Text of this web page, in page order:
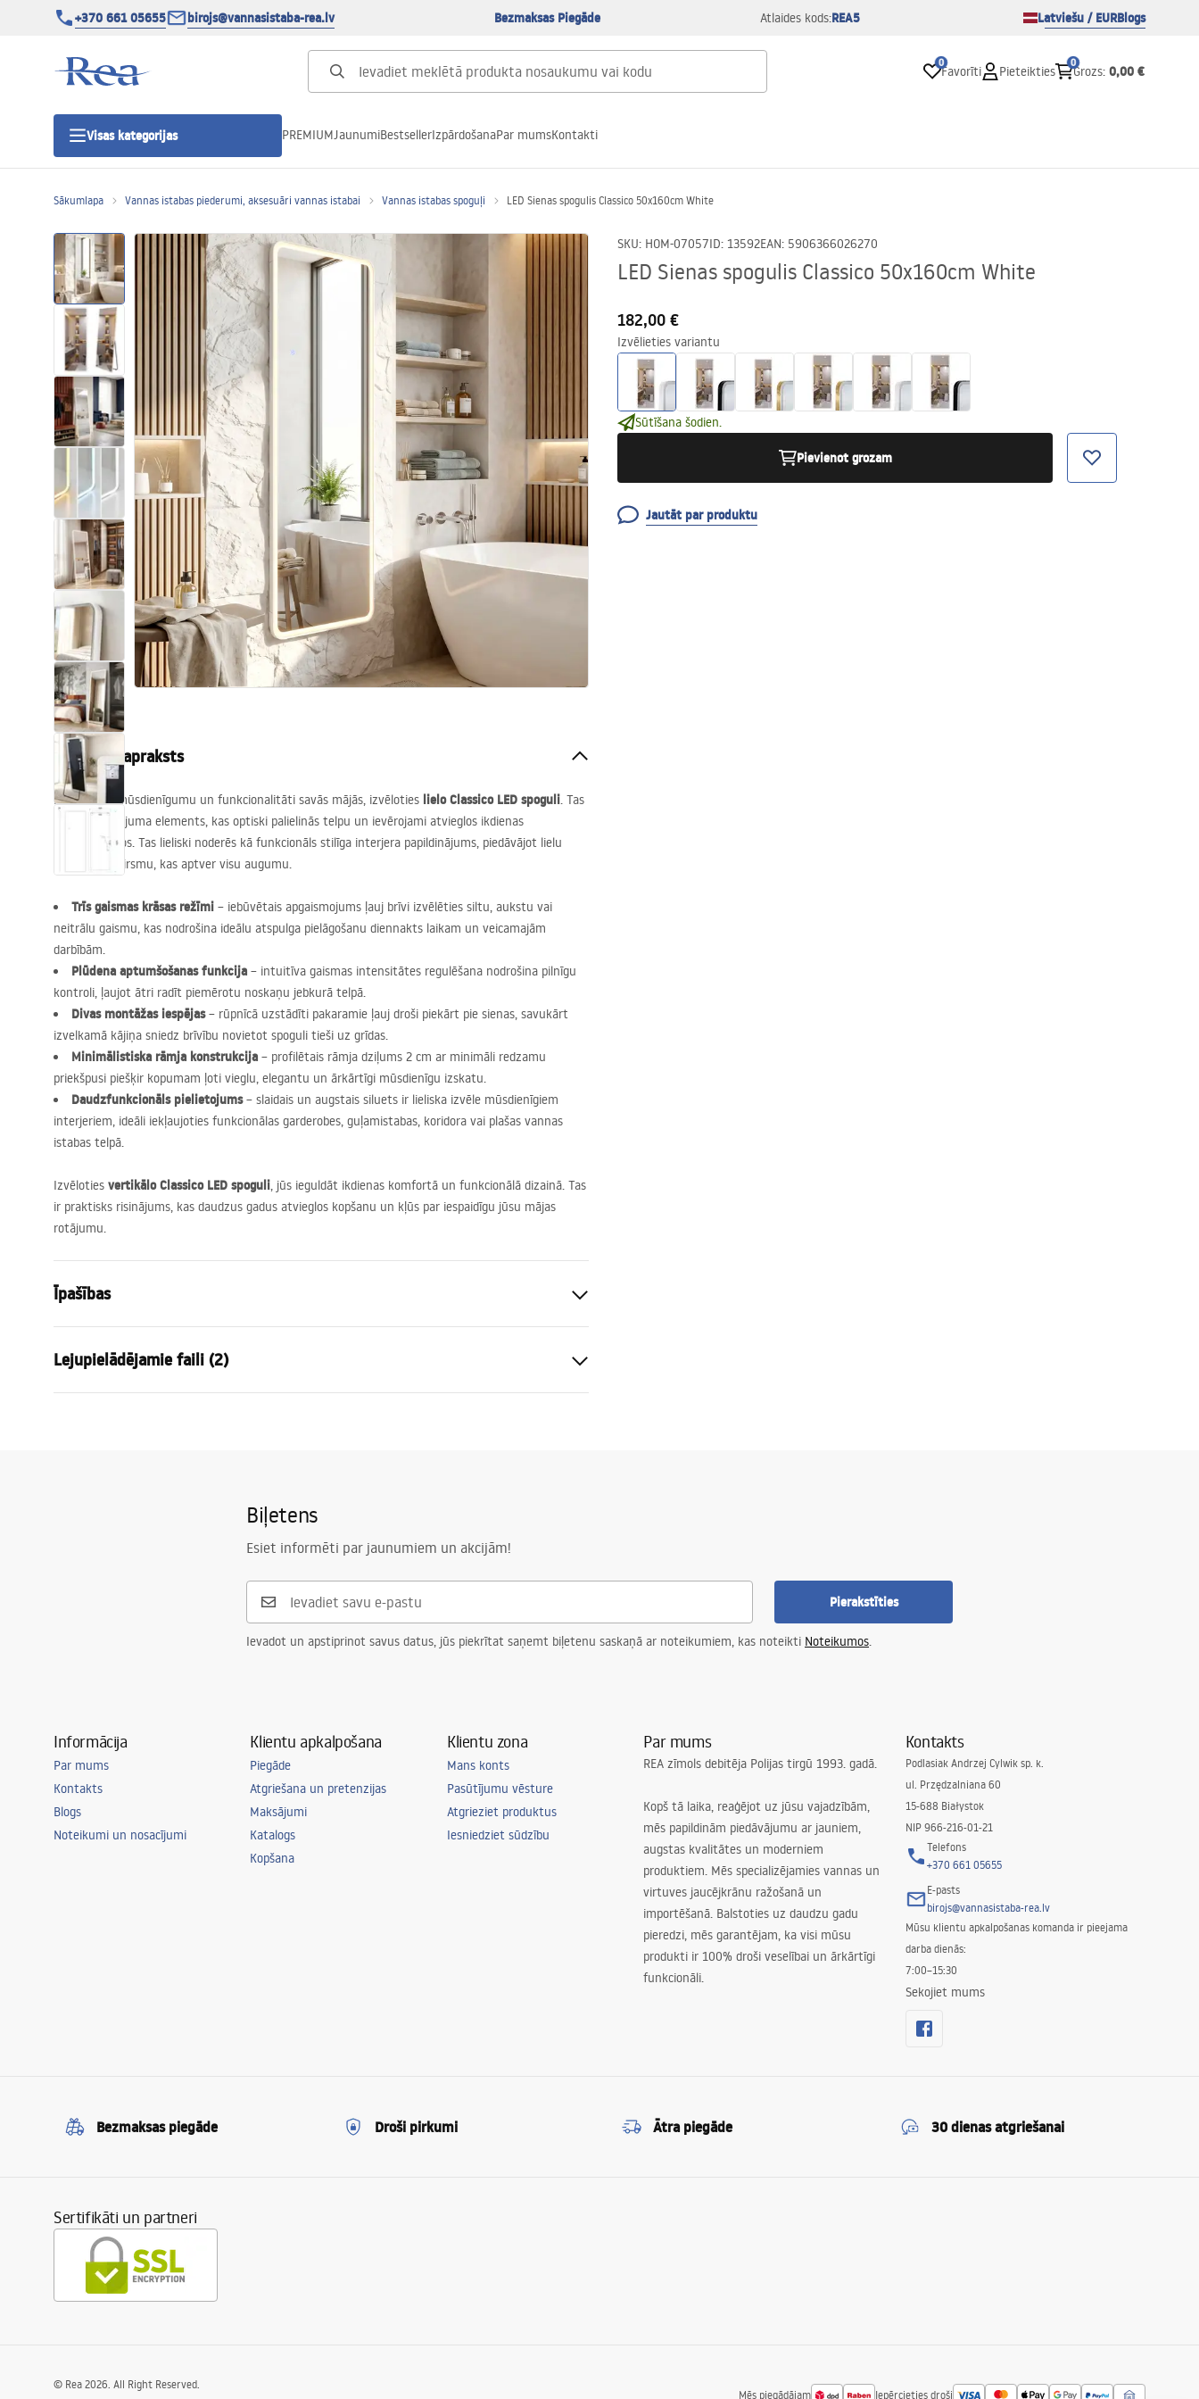
+370 661 05655 birojs@vannasistaba-rea.lv Bezmaksas Piegāde Atlaides kods:REA5 Latviešu / EURBlogs
0
Favorīti Pieteikties
0
Grozs: 0,00 €
Visas kategorijas
Dušas durvis
Vannas istabas dušas paliktņi
Lineāras dušas notekas
Tualetes
Izlietnes
Vannas un ekrāni
Vannas istabas jaucējkrāni
Vannas istabas dušas
Virtuve
Vannas istabas piederumi
PREMIUMJaunumiBestsellerIzpārdošanaPar mumsKontakti
Sākumlapa Vannas istabas piederumi, aksesuāri vannas istabai Vannas istabas spoguļi LED Sienas spogulis Classico 50x160cm White
SKU: HOM-07057ID: 13592EAN: 5906366026270
LED Sienas spogulis Classico 50x160cm White
182,00 €
Izvēlieties variantu
Sūtīšana šodien.
Pievienot grozam
Jautāt par produktu
Produkta apraksts
Novērtējiet mūsdienīgumu un funkcionalitāti savās mājās, izvēloties lielo Classico LED spoguli. Tas
ir izcils aprīkojuma elements, kas optiski palielinās telpu un ievērojami atvieglos ikdienas
sagatavošanos. Tas lieliski noderēs kā funkcionāls stilīga interjera papildinājums, piedāvājot lielu
atstarojošo virsmu, kas aptver visu augumu.
Trīs gaismas krāsas režīmi – iebūvētais apgaismojums ļauj brīvi izvēlēties siltu, aukstu vai
neitrālu gaismu, kas nodrošina ideālu atspulga pielāgošanu diennakts laikam un veicamajām
darbībām.
Plūdena aptumšošanas funkcija – intuitīva gaismas intensitātes regulēšana nodrošina pilnīgu
kontroli, ļaujot ātri radīt piemērotu noskaņu jebkurā telpā.
Divas montāžas iespējas– rūpnīcā uzstādīti pakaramie ļauj droši piekārt pie sienas, savukārt
izvelkamā kājiņa sniedz brīvību novietot spoguli tieši uz grīdas.
Minimālistiska rāmja konstrukcija – profilētais rāmja dziļums 2 cm ar minimāli redzamu
priekšpusi piešķir kopumam ļoti vieglu, elegantu un ārkārtīgi mūsdienīgu izskatu.
Daudzfunkcionāls pielietojums– slaidais un augstais siluets ir lieliska izvēle mūsdienīgiem
interjeriem, ideāli iekļaujoties funkcionālas garderobes, guļamistabas, koridora vai plašas vannas
istabas telpā.
Izvēloties vertikālo Classico LED spoguli, jūs ieguldāt ikdienas komfortā un funkcionālā dizainā. Tas
ir praktisks risinājums, kas daudzus gadus atvieglos kopšanu un kļūs par iespaidīgu jūsu mājas
rotājumu.
Īpašības
Platums
Dziļums
20mm
Taisnstūrveida
12W
24 mēneši
Lejupielādējamie faili (2)
Biļetens
Esiet informēti par jaunumiem un akcijām!
Pierakstīties
Ievadot un apstiprinot savus datus, jūs piekrītat saņemt biļetenu saskaņā ar noteikumiem, kas noteikti Noteikumos.
Informācija
Par mums
Kontakts
Blogs
Noteikumi un nosacījumi
Klientu apkalpošana
Piegāde
Atgriešana un pretenzijas
Maksājumi
Katalogs
Kopšana
Klientu zona
Mans konts
Pasūtījumu vēsture
Atgrieziet produktus
Iesniedziet sūdzību
Par mums
REA zīmols debitēja Polijas tirgū 1993. gadā.
Kopš tā laika, reaģējot uz jūsu vajadzībām,
mēs papildinām piedāvājumu ar jauniem,
augstas kvalitātes un moderniem
produktiem. Mēs specializējamies vannas un
virtuves jaucējkrānu ražošanā un
importēšanā. Balstoties uz daudzu gadu
pieredzi, mēs garantējam, ka visi mūsu
produkti ir 100% droši veselībai un ārkārtīgi
funkcionāli.
Kontakts
Podlasiak Andrzej Cylwik sp. k.
ul. Przędzalniana 60
15-688 Białystok
NIP 966-216-01-21
Telefons
+370 661 05655
E-pasts
birojs@vannasistaba-rea.lv
Mūsu klientu apkalpošanas komanda ir pieejama
darba dienās:
7:00–15:30
Sekojiet mums
Bezmaksas piegāde Droši pirkumi Ātra piegāde 30 dienas atgriešanai
Sertifikāti un partneri
Mēs piegādājam Iepērcieties droši
© Rea 2026. All Right Reserved.